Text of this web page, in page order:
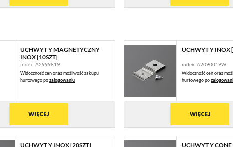
UCHWYT Y MAGNETYCZNY
INOX [10SZT]
index: A2999819
Widoczność cen oraz możliwość zakupu
hurtowego pozalogowaniu
WIĘCEJ
UCHWYT Y INOX
index: A2090019W
Widoczność cen oraz
hurtowego po
WIĘCEJ
UCHWYT Y INOX [20SZT] UCHWYT Y
Szanujemy Twoją prywatność. Możesz zmienić ustawienia cookies lub zaakceptować je
wszystkie. W dowolnym momencie możesz dokonać zmiany swoich ustawień.
komfortowe korzystanie z oferowanych przez nas usług.
Pliki cookies odpowiadają na podejmowane przez Ciebie działania w celu m.in. dostosowania
strona, z której korzystasz, może działać bez zakłóceń.
Więcej